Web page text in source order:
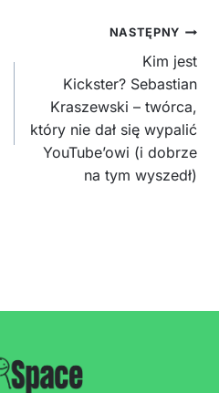
NASTĘPNY
Kim jest
Kickster? Sebastian
Kraszewski – twórca,
który nie dał się wypalić
YouTube’owi (i dobrze
na tym wyszedł)